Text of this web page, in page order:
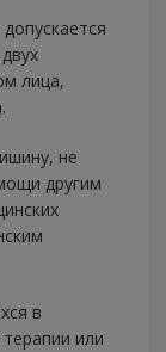
лица,
не
другим
в
или